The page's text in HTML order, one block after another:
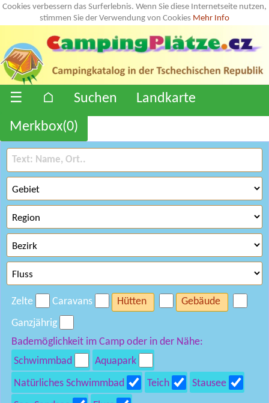
Cookies verbessern das Surferlebnis. Wenn Sie diese Internetseite nutzen,
stimmen Sie der Verwendung von Cookies Mehr Info
☰ ⌂ Suchen
Landkarte
Merkbox(0)
Zelte Caravans Hütten
Gebäude
Ganzjährig
Bademöglichkeit im Camp oder in der Nähe:
Schwimmbad
Aquapark
Natürliches Schwimmbad
Teich
Stausee